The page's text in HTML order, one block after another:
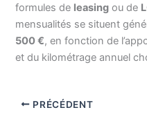
formules de leasing ou de
mensualités se situent
500 €, en fonction de
et du kilométrage annuel
PRÉCÉDENT